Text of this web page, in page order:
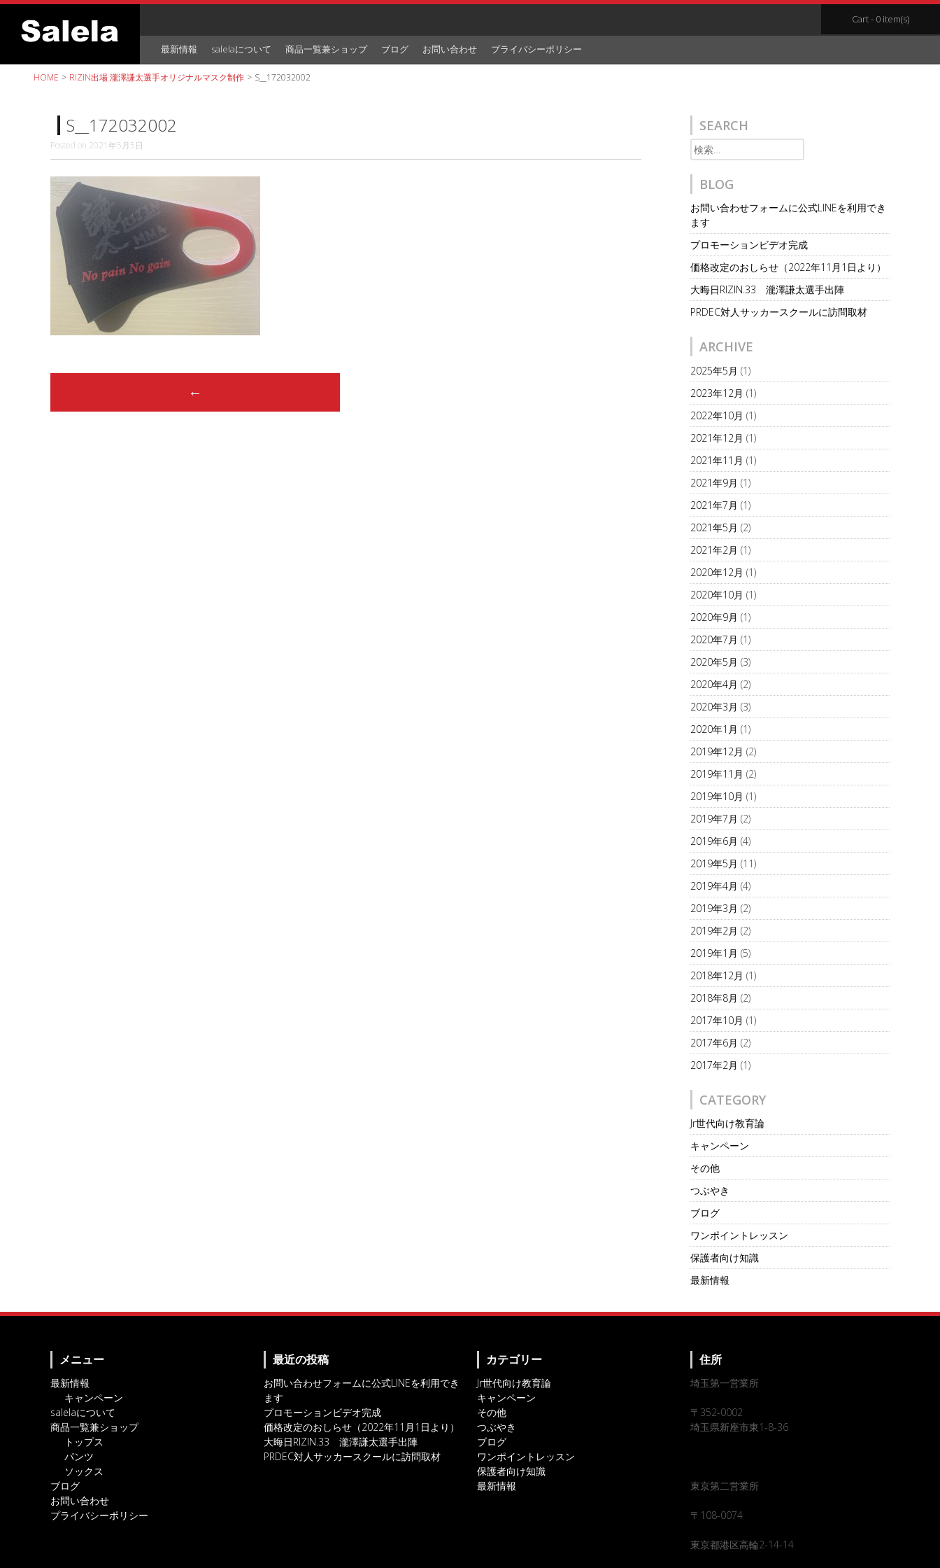
Skip
content
Cart - 0 item(s)
最新情報 salelaについて 商品一覧兼ショップ ブログ お問い合わせ プライバシーポリシー
HOME > RIZIN出場 瀧澤謙太選手オリジナルマスク制作 > S__172032002
S__172032002
Posted on 2021年5月5日
navigation
←
SEARCH
検
索:
BLOG
お問い合わせフォームに公式LINEを利用でき
ます
プロモーションビデオ完成
価格改定のおしらせ（2022年11月1日より）
大晦日RIZIN.33 瀧澤謙太選手出陣
PRDEC対人サッカースクールに訪問取材
ARCHIVE
2025年5月 (1)
2023年12月 (1)
2022年10月 (1)
2021年12月 (1)
2021年11月 (1)
2021年9月 (1)
2021年7月 (1)
2021年5月 (2)
2021年2月 (1)
2020年12月 (1)
2020年10月 (1)
2020年9月 (1)
2020年7月 (1)
2020年5月 (3)
2020年4月 (2)
2020年3月 (3)
2020年1月 (1)
2019年12月 (2)
2019年11月 (2)
2019年10月 (1)
2019年7月 (2)
2019年6月 (4)
2019年5月 (11)
2019年4月 (4)
2019年3月 (2)
2019年2月 (2)
2019年1月 (5)
2018年12月 (1)
2018年8月 (2)
2017年10月 (1)
2017年6月 (2)
2017年2月 (1)
CATEGORY
Jr世代向け教育論
キャンペーン
その他
つぶやき
ブログ
ワンポイントレッスン
保護者向け知識
最新情報
メニュー
最新情報
キャンペーン
salelaについて
商品一覧兼ショップ
トップス
パンツ
ソックス
ブログ
お問い合わせ
プライバシーポリシー
最近の投稿
お問い合わせフォームに公式LINEを利用でき
ます
プロモーションビデオ完成
価格改定のおしらせ（2022年11月1日より）
大晦日RIZIN.33 瀧澤謙太選手出陣
PRDEC対人サッカースクールに訪問取材
カテゴリー
Jr世代向け教育論
キャンペーン
その他
つぶやき
ブログ
ワンポイントレッスン
保護者向け知識
最新情報
住所
埼玉第一営業所
〒352-0002
埼玉県新座市東1-8-36
東京第二営業所
〒108-0074
東京都港区高輪2-14-14